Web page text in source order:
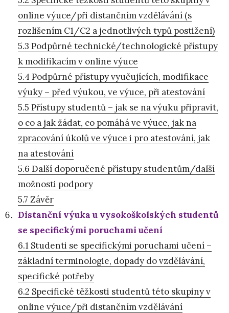
online výuce/při distančním vzdělávání (s
rozlišením C1/C2 a jednotlivých typů postižení)
5.3 Podpůrné technické/technologické přístupy
k modifikacím v online výuce
5.4 Podpůrné přístupy vyučujících, modifikace
výuky – před výukou, ve výuce, při atestování
5.5 Přístupy studentů – jak se na výuku připravit,
o co a jak žádat, co pomáhá ve výuce, jak na
zpracování úkolů ve výuce i pro atestování, jak
na atestování
5.6 Další doporučené přístupy studentům/další
možnosti podpory
5.7 Závěr
Distanční výuka u vysokoškolských studentů
se specifickými poruchami učení
6.1 Studenti se specifickými poruchami učení –
základní terminologie, dopady do vzdělávání,
specifické potřeby
6.2 Specifické těžkosti studentů této skupiny v
online výuce/při distančním vzdělávání